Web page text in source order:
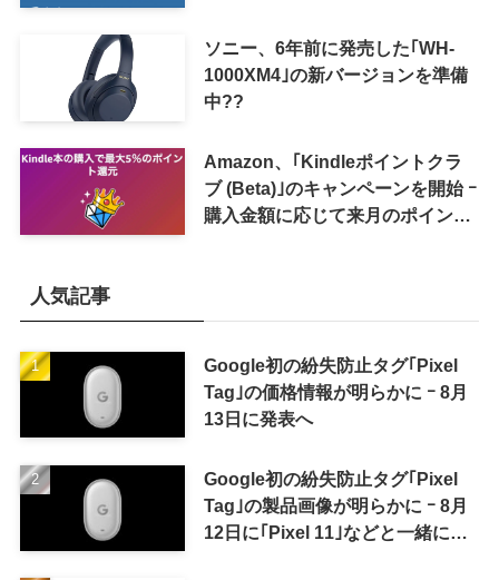
ソニー、6年前に発売した｢WH-
1000XM4｣の新バージョンを準備
中??
Amazon、｢Kindleポイントクラ
ブ (Beta)｣のキャンペーンを開始 ｰ
購入金額に応じて来月のポイント
人気記事
Google初の紛失防止タグ｢Pixel
Tag｣の価格情報が明らかに ｰ 8月
13日に発表へ
Google初の紛失防止タグ｢Pixel
Tag｣の製品画像が明らかに ｰ 8月
12日に｢Pixel 11｣などと一緒に発